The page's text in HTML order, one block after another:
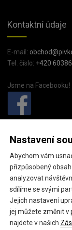
Kontaktní údaje
E-mail:
Tel. číslo: +420
Jsme na Facebooku!
Pivkodomu.cz
Náměstí starosty
Kladno, 27201
IČ: 24145301
DIČ: CZ24145301
Nastavení
Abychom vám
přizpůsobený
analyzovat
sdílíme se svými
Jejich nastavení
jej můžete změnit v
najdete v našich